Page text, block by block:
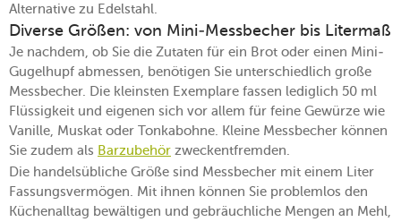
Alternative zu Edelstahl.
Diverse Größen: von Mini-Messbecher bis Litermaß
Je nachdem, ob Sie die Zutaten für ein Brot oder einen Mini-
Gugelhupf abmessen, benötigen Sie unterschiedlich große
Messbecher. Die kleinsten Exemplare fassen lediglich 50 ml
Flüssigkeit und eigenen sich vor allem für feine Gewürze wie
Vanille, Muskat oder Tonkabohne. Kleine Messbecher können
Sie zudem als Barzubehör zweckentfremden.
Die handelsübliche Größe sind Messbecher mit einem Liter
Fassungsvermögen. Mit ihnen können Sie problemlos den
Küchenalltag bewältigen und gebräuchliche Mengen an Mehl,